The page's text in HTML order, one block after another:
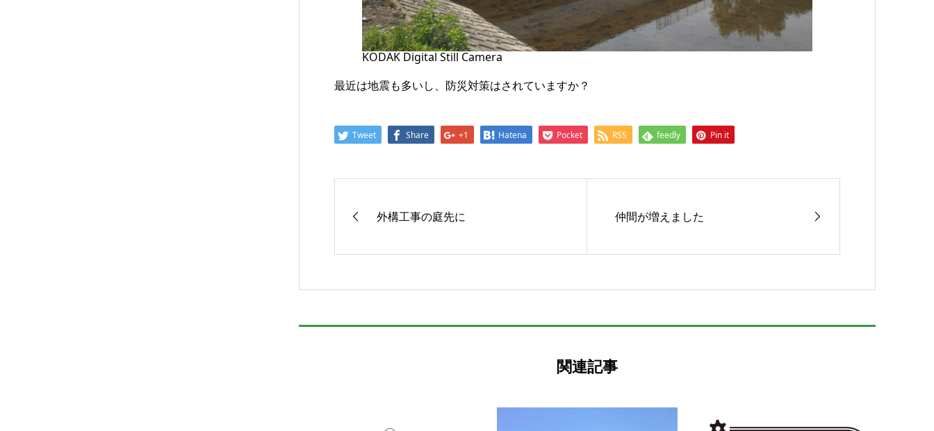
KODAK Digital Still Camera
最近は地震も多いし、防災対策はされていますか？
Tweet Share +1 Hatena Pocket RSS feedly Pin it
外構工事の庭先に 仲間が増えました
関連記事